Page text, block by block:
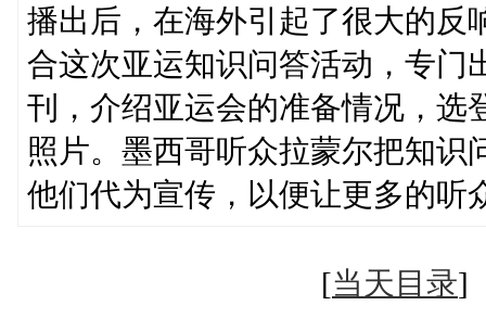
播出后，在海外引起了很大的反
合这次亚运知识问答活动，专门
刊，介绍亚运会的准备情况，选
照片。墨西哥听众拉蒙尔把知识
他们代为宣传，以便让更多的听
[当天目录